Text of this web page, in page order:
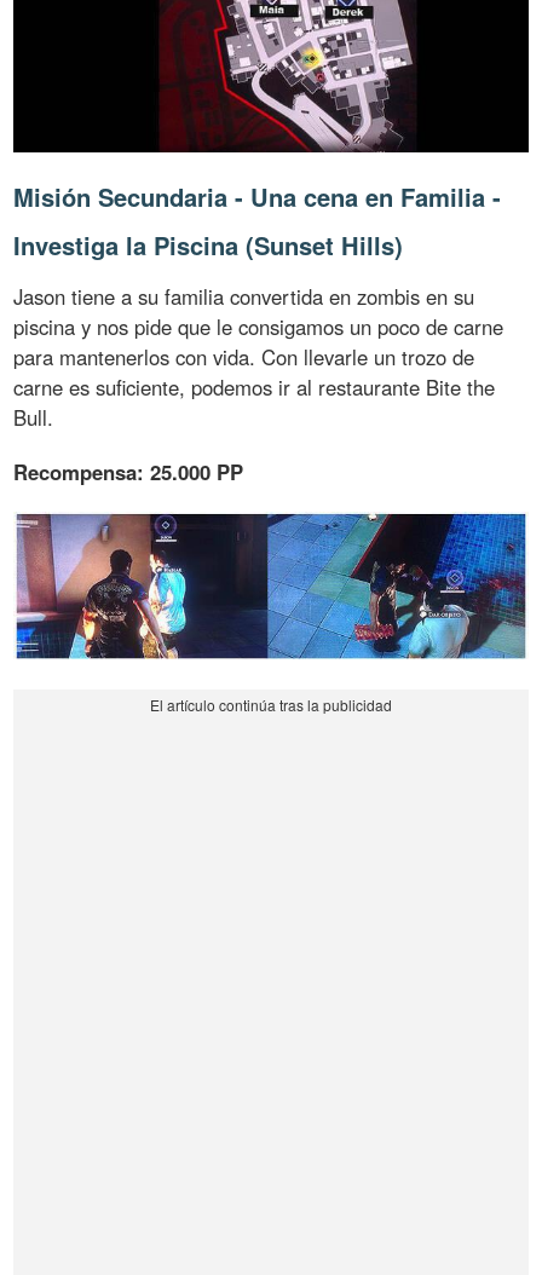
Misión Secundaria - Una cena en Familia -
Investiga la Piscina (Sunset Hills)
Jason tiene a su familia convertida en zombis en su
piscina y nos pide que le consigamos un poco de carne
para mantenerlos con vida. Con llevarle un trozo de
carne es suficiente, podemos ir al restaurante Bite the
Bull.
Recompensa: 25.000 PP